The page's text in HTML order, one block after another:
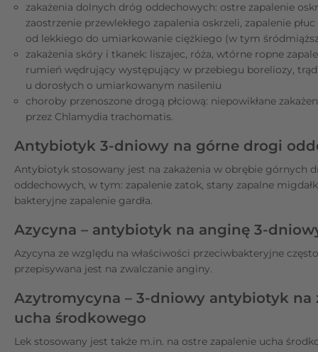
zakażenia dolnych dróg oddechowych: ostre zapalenie
zaostrzenie przewlekłego zapalenia oskrzeli, zapalenie
od lekkiego do umiarkowanie ciężkiego (w tym
zakażenia skóry i tkanek: liszajec, róża, wtórne ropne
rumień wędrujący występujący w przebiegu boreliozy,
u dorosłych o umiarkowanym nasileniu
choroby przenoszone drogą płciową: niepowikłane
przez Chlamydia trachomatis.
Antybiotyk 3-dniowy na górne drogi
Antybiotyk stosowany jest na zakażenia w obrębie górnych
oddechowych, w tym: zapalenie zatok, stany zapalne
bakteryjne zapalenie gardła.
Azycyna – antybiotyk na anginę 3-
Azycyna ze względu na właściwości przeciwbakteryjne często
przepisywana jest na zwalczanie anginy.
Azytromycyna – 3-dniowy antybiotyk na
ucha środkowego
Lek stosowany jest także m.in. na ostre zapalenie ucha